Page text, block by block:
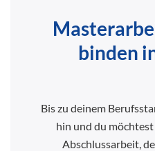
binden
Bis zu deinem
hin und du
Abschlussarbeit,